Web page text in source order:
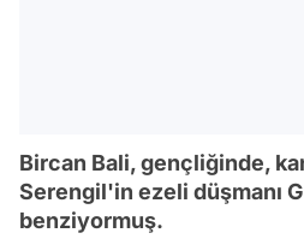
Bircan Bali, gençliğinde,
Serengil'in ezeli düşmanı
benziyormuş.